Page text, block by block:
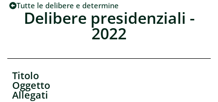
Delibere presidenziali -
2022
Tutte le delibere e determine
Titolo
Oggetto
Allegati